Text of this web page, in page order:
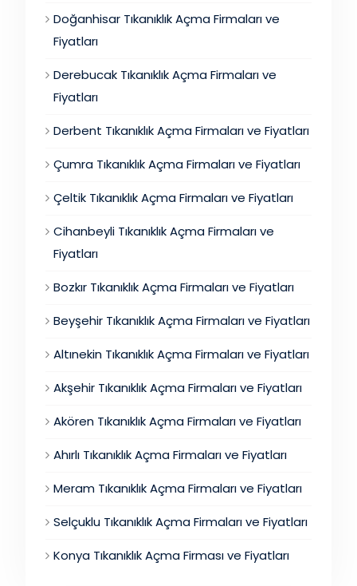
Doğanhisar Tıkanıklık Açma Firmaları ve
Fiyatları
Derebucak Tıkanıklık Açma Firmaları ve
Fiyatları
Derbent Tıkanıklık Açma Firmaları ve Fiyatları
Çumra Tıkanıklık Açma Firmaları ve Fiyatları
Çeltik Tıkanıklık Açma Firmaları ve Fiyatları
Cihanbeyli Tıkanıklık Açma Firmaları ve
Fiyatları
Bozkır Tıkanıklık Açma Firmaları ve Fiyatları
Beyşehir Tıkanıklık Açma Firmaları ve Fiyatları
Altınekin Tıkanıklık Açma Firmaları ve Fiyatları
Akşehir Tıkanıklık Açma Firmaları ve Fiyatları
Akören Tıkanıklık Açma Firmaları ve Fiyatları
Ahırlı Tıkanıklık Açma Firmaları ve Fiyatları
Meram Tıkanıklık Açma Firmaları ve Fiyatları
Selçuklu Tıkanıklık Açma Firmaları ve Fiyatları
Konya Tıkanıklık Açma Firması ve Fiyatları